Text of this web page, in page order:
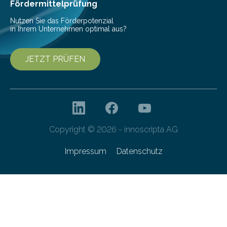
Fördermittelprüfung
Nutzen Sie das Förderpotenzial
in Ihrem Unternehmen optimal aus?
JETZT PRÜFEN
Copyright © 2026 - innoscripta AG
Impressum Datenschutz